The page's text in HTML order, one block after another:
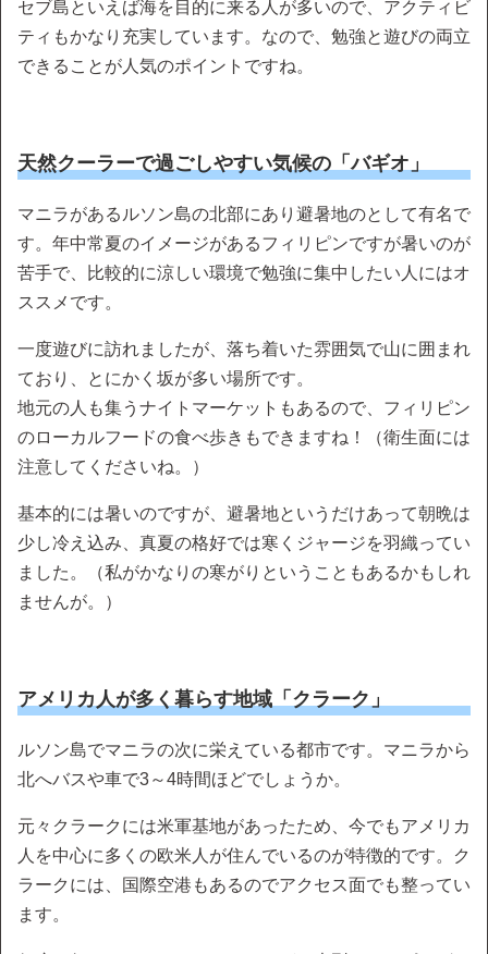
セブ島といえば海を目的に来る人が多いので、アクティビ
ティもかなり充実しています。なので、勉強と遊びの両立
できることが人気のポイントですね。
天然クーラーで過ごしやすい気候の「バギオ」
マニラがあるルソン島の北部にあり避暑地のとして有名で
す。年中常夏のイメージがあるフィリピンですが暑いのが
苦手で、比較的に涼しい環境で勉強に集中したい人にはオ
ススメです。
一度遊びに訪れましたが、落ち着いた雰囲気で山に囲まれ
ており、とにかく坂が多い場所です。
地元の人も集うナイトマーケットもあるので、フィリピン
のローカルフードの食べ歩きもできますね！（衛生面には
注意してくださいね。）
基本的には暑いのですが、避暑地というだけあって朝晩は
少し冷え込み、真夏の格好では寒くジャージを羽織ってい
ました。（私がかなりの寒がりということもあるかもしれ
ませんが。）
アメリカ人が多く暮らす地域「クラーク」
ルソン島でマニラの次に栄えている都市です。マニラから
北へバスや車で3～4時間ほどでしょうか。
元々クラークには米軍基地があったため、今でもアメリカ
人を中心に多くの欧米人が住んでいるのが特徴的です。ク
ラークには、国際空港もあるのでアクセス面でも整ってい
ます。